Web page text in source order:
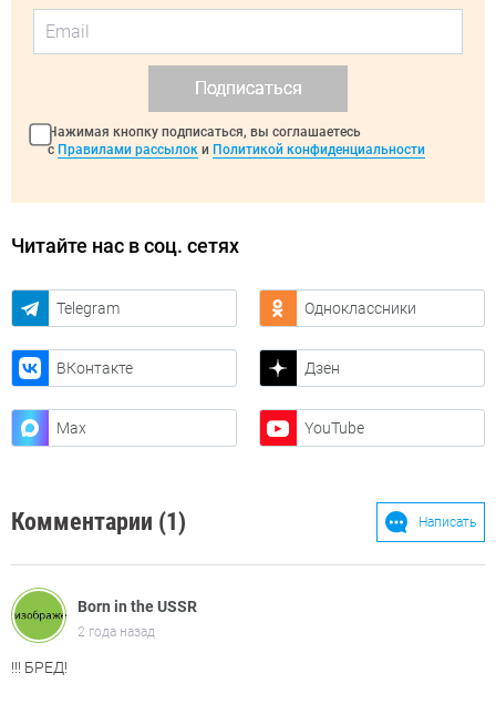
Подписаться
Нажимая кнопку подписаться, вы соглашаетесь
с Правилами рассылок и Политикой конфиденциальности
Читайте нас в соц. сетях
Telegram Одноклассники
ВКонтакте Дзен
Max YouTube
Комментарии (1) Написать
Born in the USSR
2 года назад
!!! БРЕД!